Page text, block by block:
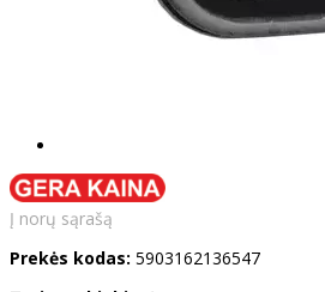
Į norų sąrašą
Prekės kodas: 5903162136547